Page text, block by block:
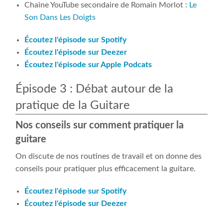
Chaine YouTube secondaire de Romain Morlot : Le
Son Dans Les Doigts
Écoutez l'épisode sur Spotify
Écoutez l'épisode sur Deezer
Écoutez l'épisode sur Apple Podcats
Épisode 3 : Débat autour de la
pratique de la Guitare
Nos conseils sur comment pratiquer la
guitare
On discute de nos routines de travail et on donne des
conseils pour pratiquer plus efficacement la guitare.
Écoutez l'épisode sur Spotify
Écoutez l'épisode sur Deezer